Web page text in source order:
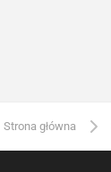
Strona główna